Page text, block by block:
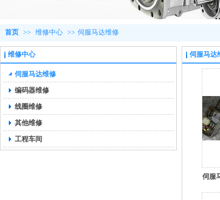
首页 >> 维修中心 >> 伺服马达维修
维修中心
伺服马达维修
编码器维修
线圈维修
其他维修
工程车间
伺服马达
伺服